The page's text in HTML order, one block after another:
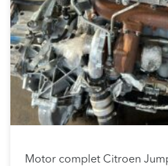
Motor complet Citroen